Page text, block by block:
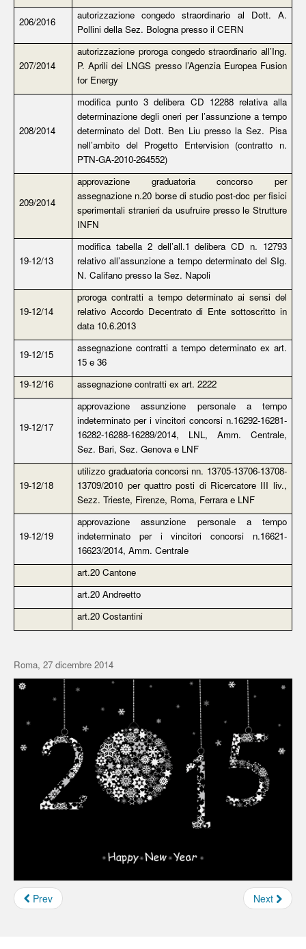
206/2016
autorizzazione congedo straordinario al Dott. A.
Pollini della Sez. Bologna presso il CERN
207/2014
autorizzazione proroga congedo straordinario all’Ing.
P. Aprili dei LNGS presso l’Agenzia Europea Fusion
for Energy
208/2014
modifica punto 3 delibera CD 12288 relativa alla
determinazione degli oneri per l’assunzione a tempo
determinato del Dott. Ben Liu presso la Sez. Pisa
nell’ambito del Progetto Entervision (contratto n.
PTN-GA-2010-264552)
209/2014
approvazione graduatoria concorso per
assegnazione n.20 borse di studio post-doc per fisici
sperimentali stranieri da usufruire presso le Strutture
INFN
19-12/13
modifica tabella 2 dell’all.1 delibera CD n. 12793
relativo all’assunzione a tempo determinato del SIg.
N. Califano presso la Sez. Napoli
19-12/14
proroga contratti a tempo determinato ai sensi del
relativo Accordo Decentrato di Ente sottoscritto in
data 10.6.2013
19-12/15
assegnazione contratti a tempo determinato ex art.
15 e 36
19-12/16
assegnazione contratti ex art. 2222
19-12/17
approvazione assunzione personale a tempo
indeterminato per i vincitori concorsi n.16292-16281-
16282-16288-16289/2014, LNL, Amm. Centrale,
Sez. Bari, Sez. Genova e LNF
19-12/18
utilizzo graduatoria concorsi nn. 13705-13706-13708-
13709/2010 per quattro posti di Ricercatore III liv.,
Sezz. Trieste, Firenze, Roma, Ferrara e LNF
19-12/19
approvazione assunzione personale a tempo
indeterminato per i vincitori concorsi n.16621-
16623/2014, Amm. Centrale
art.20 Cantone
art.20 Andreetto
art.20 Costantini
Roma, 27 dicembre 2014
Prev Next